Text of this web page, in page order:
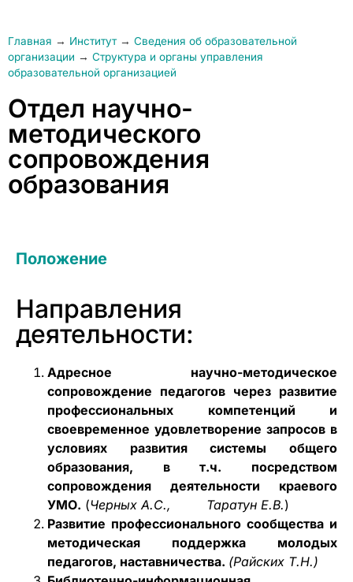
Главная → Институт→ Сведения об образовательной
организации → Структура и органы управления
образовательной организацией
Отдел научно-
методического
сопровождения
образования
Положение
Направления
деятельности:
Адресное научно-методическое
сопровождение педагогов через развитие
профессиональных компетенций и
своевременное удовлетворение запросов в
условиях развития системы общего
образования, в т.ч. посредством
сопровождения деятельности краевого
УМО. (Черных А.С., Таратун Е.В.)
Развитие профессионального сообщества и
методическая поддержка молодых
педагогов, наставничества. (Райских Т.Н.)